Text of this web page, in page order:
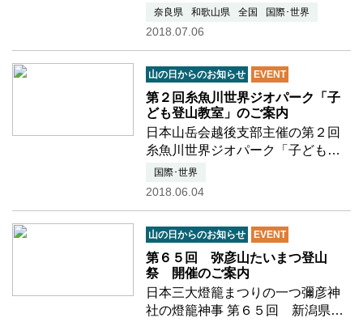
では今年は２つのコースをご用意
しております。 ・伯母子岳登山
母子岳へ登山し、 世界…つづきを
読む
奈良県 和歌山県 全国 国際･世界
2018.07.06
山の日からのお知らせ EVENT
第２回糸魚川世界ジオパーク「子
ども登山教室」のご案内
日本山岳会越後支部主催の第２回
糸魚川世界ジオパーク「子ども登
山教室」が ８月１１日「山の日」
に開催されます。 蓮華ジオサイト
集！！ ■期日：２０１…つづきを
読む
国際･世界
2018.06.04
山の日からのお知らせ EVENT
第６５回 弥彦山たいまつ登山
祭 開催のご案内
日本三大燈籠まつりの一つ彌彦神
社の燈籠神事 第６５回 新潟県登